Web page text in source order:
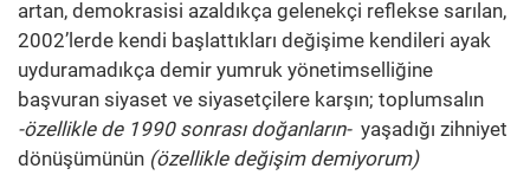
artan, demokrasisi azaldıkça gelenekçi reflekse sarılan,
2002’lerde kendi başlattıkları değişime kendileri ayak
uyduramadıkça demir yumruk yönetimselliğine
başvuran siyaset ve siyasetçilere karşın; toplumsalın
-özellikle de 1990 sonrası doğanların-yaşadığı zihniyet
dönüşümünün (özellikle değişim demiyorum)